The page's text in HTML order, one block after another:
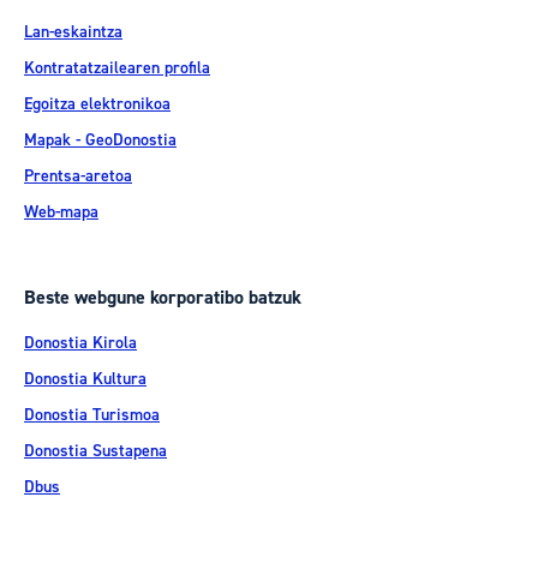
Lan-eskaintza
Kontratatzailearen profila
Egoitza elektronikoa
Mapak - GeoDonostia
Prentsa-aretoa
Web-mapa
Beste webgune korporatibo batzuk
Donostia Kirola
Donostia Kultura
Donostia Turismoa
Donostia Sustapena
Dbus